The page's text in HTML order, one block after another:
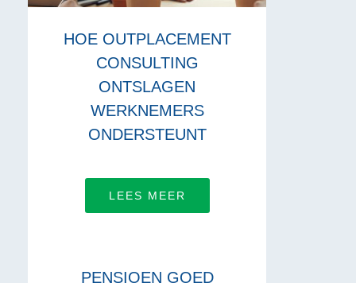
HOE OUTPLACEMENT
CONSULTING
ONTSLAGEN
WERKNEMERS
ONDERSTEUNT
LEES MEER
PENSIOEN GOED